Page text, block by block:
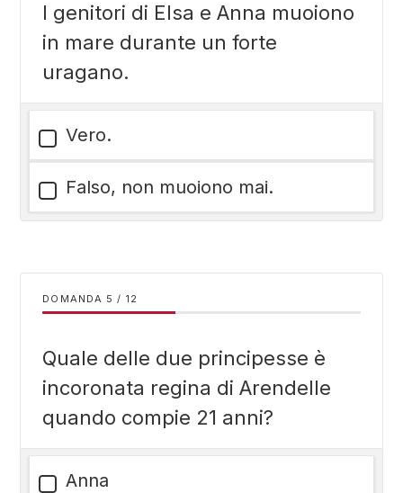
I genitori di Elsa e Anna muoiono
in mare durante un forte
uragano.
Vero.
Falso, non muoiono mai.
DOMANDA / 12
Quale delle due principesse è
incoronata regina di Arendelle
quando compie 21 anni?
Anna